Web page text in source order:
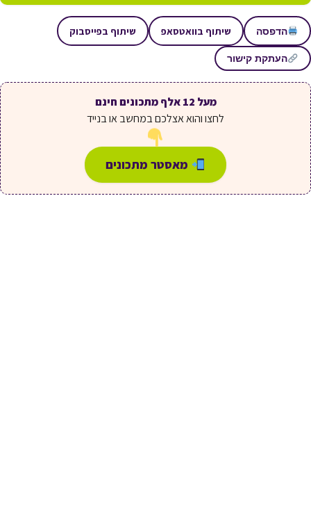
הדפסה שיתוף בוואטסאפ שיתוף בפייסבוק
העתקת קישור
מעל 12 אלף מתכונים חינם
לחצו והוא אצלכם במחשב או בנייד
מאסטר מתכונים